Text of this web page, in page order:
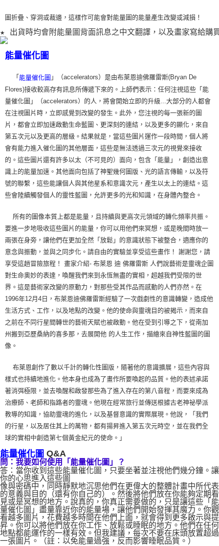
圖折疊、穿洞或裁邊，這樣作可能會對能量圖的能量產生改變或減損！
★ 出貨時均會附能量圖背面訊息之中文翻譯，以及畫家寫給購
能量催化圖
「 能量催化圖 」（accelerators）是由布萊恩迪佛羅雷斯(Bryan De
Flores)接收較高存有訊息所傳遞下來的。上師們表示：任何注視這些「能
量催化圖」（accelerators）的人，將會開始立即的升級...大部分的人都會
在注視圖片時，立即感覺到改變的發生。此外，您注視的每一張新的圖
片，都會立即加速啟動生命藍圖、更深刻的連結，以及更多的顯化，來自
第五次元以及更高的層級。結果就是，當這些圖片運作一段時間，個人將
會有能力進入催化圖的其他層面，這些是無法透過三次元的視覺來接收
的。這些圖片還有許多以太（不可見的）面向，包含「能量」，創造出意
識上的能量加速。其他面向包括了神聖幾何圖版、光的語言傳輸，以及符
號的聯繫，這些能讓個人與其他星系和意識次元，產生以太上的連結。這
些會陸續觸發個人的靈性藍圖，允許更多的光和知識，在身體內整合。
所有的圖像本質上都是能量，且持續與更高次元領域的轉化頻率共振。
要進一步地吸收這些圖片的能量，你可以用他們來冥想，或是晚間時放一
兩張在身旁，讓他們在更加全然「放鬆」的意識狀態下被整合，適應你的
意念與振動，並與之同步化。請自由的實驗並享受這些畫作！ 謝謝您，請
享受這趟冒險旅程！ 畫家介紹- 布萊恩 迪 佛羅雷斯 人們說藝術是靈魂企圖
對生命奧妙的表達，喚醒我們來到永恆無盡的實相，超越我們受限的世
界。這是藝術家改變的原動力，對那些受其作品而感動的人們亦然。在
1996年12月4日，布萊恩迪佛羅雷斯經驗了一次戲劇性的意識轉變，造成他
生活方式、工作，以及地點的改變。他的使命與靈魂目的被揭示，而來自
之前在不同行星間轉世的藝術天賦也被啟動。他在受到引導之下，從南加
州搬到亞歷桑納的喜多那，去展開他 的人生工作，描繪來自神性藍圖的圖
像。
布萊恩創作了數以千計的轉化性圖版，隨著他的意識擴展，這些內容與
樣式也持續地進化。他本身也成為了畫作所要喚起的品質。他的表述承諾
著消弭極限，並去喚醒和啟發那些為了進入存在的第八音程，而要來成為
治療師、老師和指路者的靈魂。他現在經常旅行並傳送根據古老神祕學派
教導的知識，協助靈魂的進化，以及基督意識的實際展現。他說，「我們
的行星，以及居住其上的萬物，都有揚昇進入第五次元時空，並在我們全
球的實相中創造第七個黃金紀元的使命。」
能量催化圖 Q&A
問：我要如何使用「能量催化圖」？
答：當你收到這些能量催化圖，只要坐著並注視他們幾分鐘。讓
你的心思進入這些圖
像與密碼中，同時靜默地沉思他們在更偉大的整體計畫中所代表
的意義與目的（還有你自己的）。然後將他們放在你能夠定期看
見或是冥想的地方。說真的，你真正需要做的，只是讓這些「能
量催化圖」盡量靠近你的能量場，讓他們開始發揮其魔力。你觀
看越多圖片，花費越多時間在他們上面，就會得到更多啟示與提
昇。你可以將他們放在你工作、放鬆或睡眠的地方。他們在任何
地點都能運作的一樣有效。但我建議，每次不要在床頭放置超過
一張圖片。（註：以免能量過強，反而影響睡眠品質。）